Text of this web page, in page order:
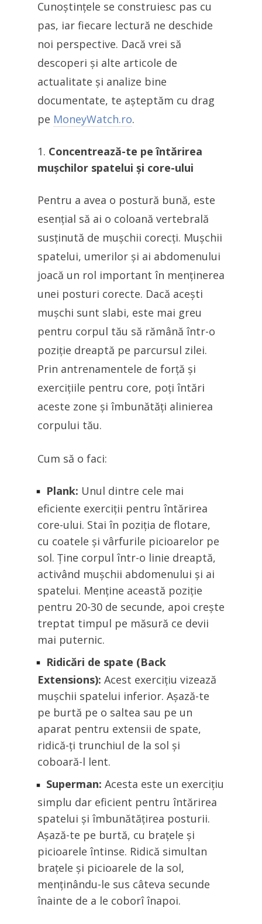
Cunoștințele se construiesc pas cu
pas, iar fiecare lectură ne deschide
noi perspective. Dacă vrei să
descoperi și alte articole de
actualitate și analize bine
documentate, te așteptăm cu drag
pe MoneyWatch.ro.
Concentrează-te pe întărirea
mușchilor spatelui și core-ului
Pentru a avea o postură bună, este
esențial să ai o coloană vertebrală
susținută de mușchii corecți. Mușchii
spatelui, umerilor și ai abdomenului
joacă un rol important în menținerea
unei posturi corecte. Dacă acești
mușchi sunt slabi, este mai greu
pentru corpul tău să rămână într-o
poziție dreaptă pe parcursul zilei.
Prin antrenamentele de forță și
exercițiile pentru core, poți întări
aceste zone și îmbunătăți alinierea
corpului tău.
Cum să o faci:
Plank: Unul dintre cele mai
eficiente exerciții pentru întărirea
core-ului. Stai în poziția de flotare,
cu coatele și vârfurile picioarelor pe
sol. Ține corpul într-o linie dreaptă,
activând mușchii abdomenului și ai
spatelui. Menține această poziție
pentru 20-30 de secunde, apoi crește
treptat timpul pe măsură ce devii
mai puternic.
Ridicări de spate (Back
Extensions): Acest exercițiu vizează
mușchii spatelui inferior. Așază-te
pe burtă pe o saltea sau pe un
aparat pentru extensii de spate,
ridică-ți trunchiul de la sol și
coboară-l lent.
Superman: Acesta este un exercițiu
simplu dar eficient pentru întărirea
spatelui și îmbunătățirea posturii.
Așază-te pe burtă, cu brațele și
picioarele întinse. Ridică simultan
brațele și picioarele de la sol,
menținându-le sus câteva secunde
înainte de a le coborî înapoi.